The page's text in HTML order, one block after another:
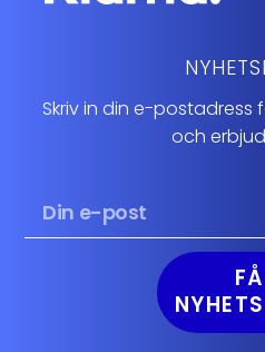
Skriv in din e-
och
FÅ